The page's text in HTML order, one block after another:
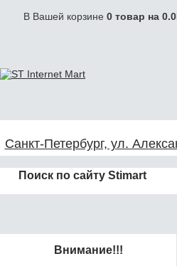
В Вашей корзине 0 товар на 0.0
Санкт-Петербург, ул.
Поиск по сайту Stimart
Внимание!!!